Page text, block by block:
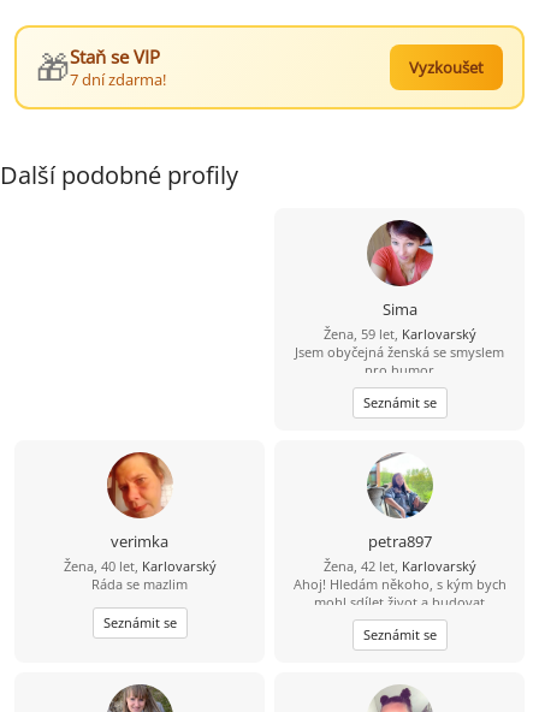
🎁Staň se VIP
7 dní zdarma!
Vyzkoušet
Další podobné profily
Sima
Žena, 59 let, Karlovarský
Jsem obyčejná ženská se smyslem
pro humor
Seznámit se
verimka
Žena, 40 let, Karlovarský
Ráda se mazlim
Seznámit se
petra897
Žena, 42 let, Karlovarský
Ahoj! Hledám někoho, s kým bych
mohl sdílet život a budovat
společnou budoucnost. Pokud máš
zájem, dej mi svůj e-mail – je to
jednoduché a zd
Seznámit se